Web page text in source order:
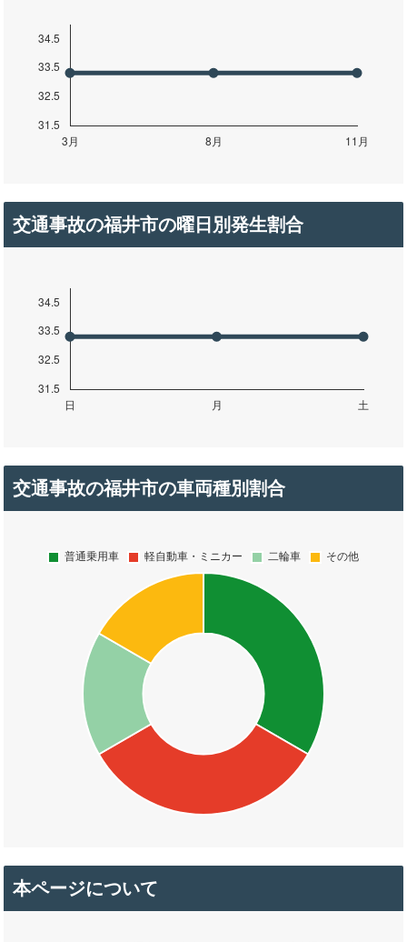
交通事故の福井市の曜日別発生割合
交通事故の福井市の車両種別割合
本ページについて